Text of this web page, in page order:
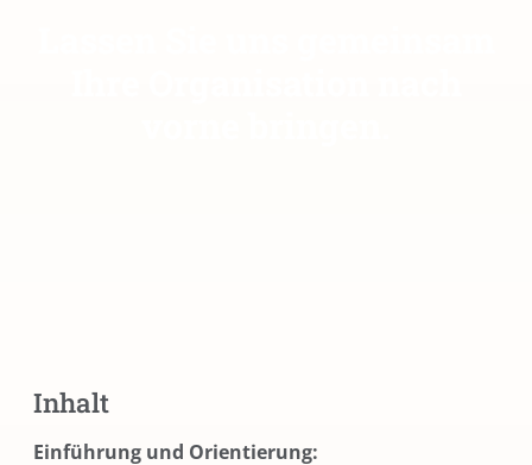
Inhalt
Einführung und Orientierung: